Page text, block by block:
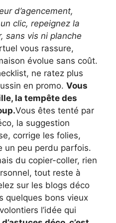
d’agencement,
clic, repeignez la
sans vis ni planche
vous rassure,
évolue sans coût.
ne ratez plus
en promo. Vous
la tempête des
Vous êtes tenté par
la suggestion
corrige les folies,
un peu perdu parfois.
du copier-coller, rien
tout reste à
sur les blogs déco
quelques bons vieux
l’idée qui